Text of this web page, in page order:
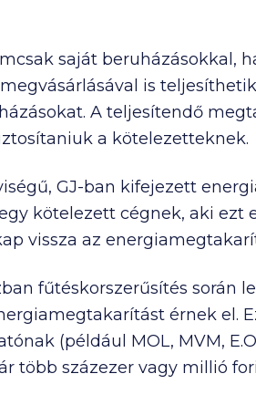
saját beruházásokkal,
is
A teljesítendő
a kötelezetteknek.
GJ-ban kifejezett
kötelezett cégnek, aki ezt
vissza az
fűtéskorszerűsítés során
érnek el.
(például MOL, MVM,
több százezer vagy millió